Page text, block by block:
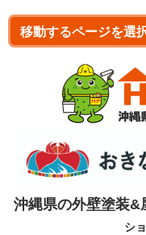
沖縄県の外壁塗装&
シ